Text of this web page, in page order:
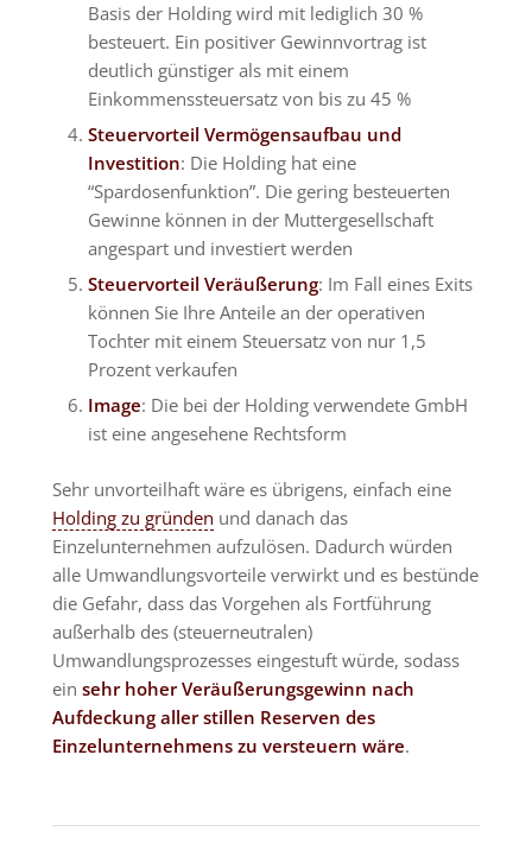
Basis der Holding wird mit lediglich 30 %
besteuert. Ein positiver Gewinnvortrag ist
deutlich günstiger als mit einem
Einkommenssteuersatz von bis zu 45 %
Steuervorteil Vermögensaufbau und
Investition: Die Holding hat eine
“Spardosenfunktion”. Die gering besteuerten
Gewinne können in der Muttergesellschaft
angespart und investiert werden
Steuervorteil Veräußerung: Im Fall eines Exits
können Sie Ihre Anteile an der operativen
Tochter mit einem Steuersatz von nur 1,5
Prozent verkaufen
Image: Die bei der Holding verwendete GmbH
ist eine angesehene Rechtsform
Sehr unvorteilhaft wäre es übrigens, einfach eine
Holding zu gründen und danach das
Einzelunternehmen aufzulösen. Dadurch würden
alle Umwandlungsvorteile verwirkt und es bestünde
die Gefahr, dass das Vorgehen als Fortführung
außerhalb des (steuerneutralen)
Umwandlungsprozesses eingestuft würde, sodass
ein sehr hoher Veräußerungsgewinn nach
Aufdeckung aller stillen Reserven des
Einzelunternehmens zu versteuern wäre.